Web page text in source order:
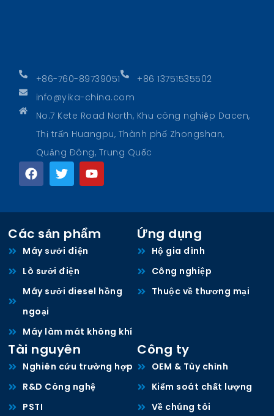
+86-760-89739051
+86 13751535502
info@yika-china.com
No.7 Kete Road North, Khu công nghiệp Dacen,
Thị trấn Huangpu, Thành phố Zhongshan,
Quảng Đông, Trung Quốc
Các sản phẩm
Máy sưởi điện
Lò sưởi điện
Máy sưởi diesel hồng
ngoại
Máy làm mát không khí
Ứng dụng
Hộ gia đình
Công nghiệp
Thuộc về thương mại
Tài nguyên
Nghiên cứu trường hợp
R&D Công nghệ
PSTI
Công ty
OEM & Tùy chỉnh
Kiểm soát chất lượng
Về chúng tôi